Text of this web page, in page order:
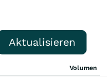
Aktualisieren
Volumen